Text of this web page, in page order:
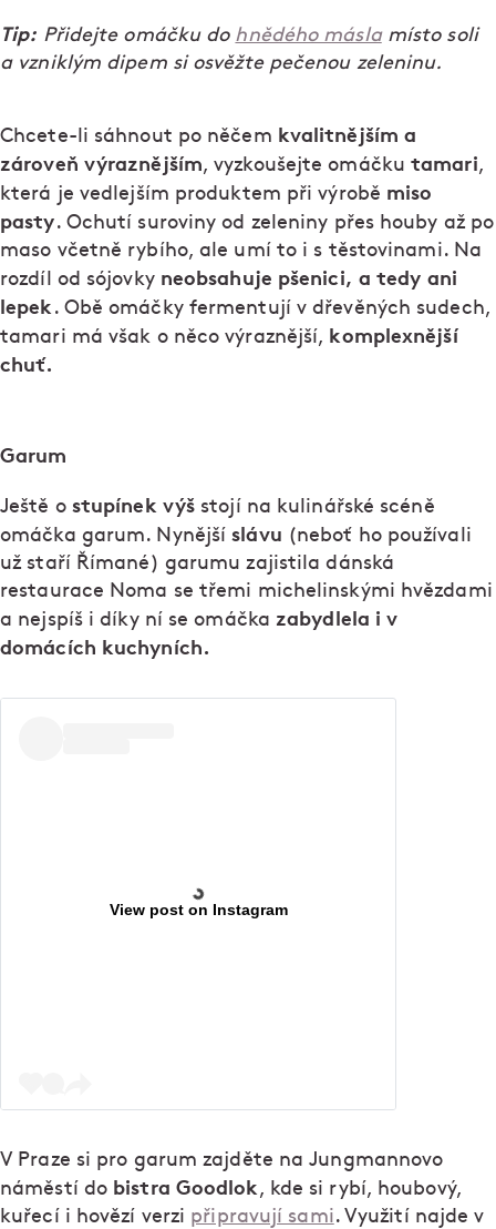
Tip: Přidejte omáčku do hnědého máslamísto soli
a vzniklým dipem si osvěžte pečenou zeleninu.
Chcete-li sáhnout po něčem kvalitnějším a
zároveň výraznějším, vyzkoušejte omáčkutamari,
která je vedlejším produktem při výrobě miso
pasty. Ochutí suroviny od zeleniny přes houby až po
maso včetně rybího, ale umí to i s těstovinami. Na
rozdíl od sójovky neobsahuje pšenici, a tedy ani
lepek. Obě omáčky fermentují v dřevěných sudech,
tamari má však o něco výraznější, komplexnější
chuť.
Garum
Ještě o stupínek výš stojí na kulinářské scéně
omáčka garum. Nynějšíslávu (neboť ho používali
už staří Římané) garumu zajistila dánská
restaurace Noma se třemi michelinskými hvězdami
a nejspíš i díky ní se omáčka zabydlela i v
domácích kuchyních.
View post on Instagram
V Praze si pro garum zajděte na Jungmannovo
náměstí do bistra Goodlok, kde si rybí, houbový,
kuřecí i hovězí verzi připravují sami. Využití najde v